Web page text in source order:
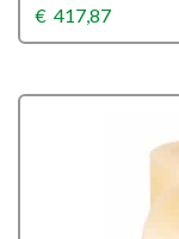
€ 417,87